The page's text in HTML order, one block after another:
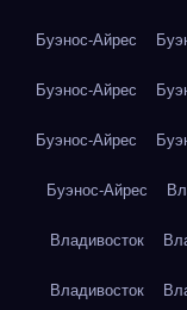
Буэнос-Айрес
Буэнос-Айрес
Буэнос-Айрес
Буэнос-Айрес
Владивосток
Владивосток